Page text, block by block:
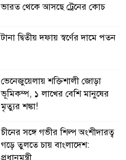
ভারত থেকে আসছে ট্রেনের কোচ
টানা দ্বিতীয় দফায় স্বর্ণের দামে পতন
ভেনেজুয়েলায় শক্তিশালী জোড়া
ভূমিকম্প, ১ লাখের বেশি মানুষের
মৃত্যুর শঙ্কা!
চীনের সঙ্গে গভীর শিল্প অংশীদারত্ব
গড়ে তুলতে চায় বাংলাদেশ:
প্রধানমন্ত্রী